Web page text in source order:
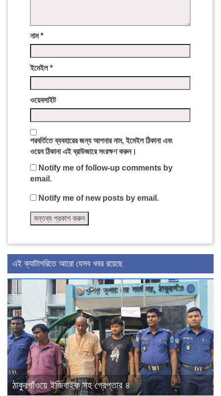
নাম*
ইমেইল*
ওয়েবসাইট
পরবর্তিতে ব্যবহারের জন্য আপনার নাম, ইমেইল ঠিকানা এবং
ওয়েব ঠিকানা এই ব্রাউজারে সংরক্ষণ করুন।
Notify me of follow-up comments by
email.
Notify me of new posts by email.
এই ক্যাটাগরিতে আরো যেসব খবর রয়েছে
ঠাকুরগাঁওয়ে ইজিবাইক সহ গ্রেপ্তার ৪